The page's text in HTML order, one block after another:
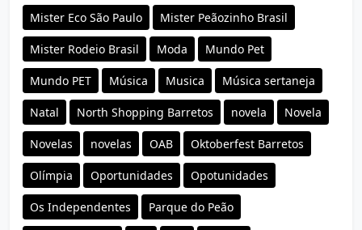
Mister Eco São Paulo Mister Peãozinho Brasil
Mister Rodeio Brasil Moda Mundo Pet
Mundo PET Música Musica Música sertaneja
Natal North Shopping Barretos novela Novela
Novelas novelas OAB Oktoberfest Barretos
Olímpia Oportunidades Opotunidades
Os Independentes Parque do Peão